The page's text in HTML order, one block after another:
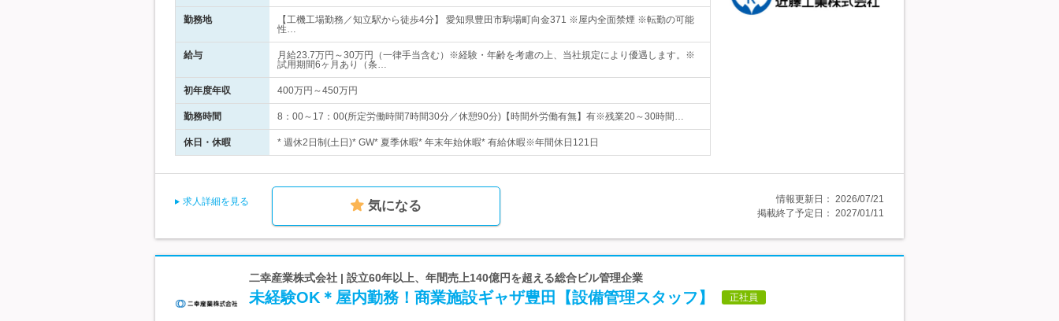
勤務地
【工機工場勤務／知立駅から徒歩4分】 愛知県豊田市駒場町向金371 ※屋内全面禁煙 ※転勤の可能
性…
給与
月給23.7万円～30万円（一律手当含む）※経験・年齢を考慮の上、当社規定により優遇します。※
試用期間6ヶ月あり（条…
初年度年収 400万円～450万円
勤務時間 8：00～17：00(所定労働時間7時間30分／休憩90分)【時間外労働有無】有※残業20～30時間…
休日・休暇 * 週休2日制(土日)* GW* 夏季休暇* 年末年始休暇* 有給休暇※年間休日121日
求人詳細を見る 気になる 情報更新日： 2026/07/21
掲載終了予定日： 2027/01/11
二幸産業株式会社 | 設立60年以上、年間売上140億円を超える総合ビル管理企業
未経験OK＊屋内勤務！商業施設ギャザ豊田【設備管理スタッフ】 正社員